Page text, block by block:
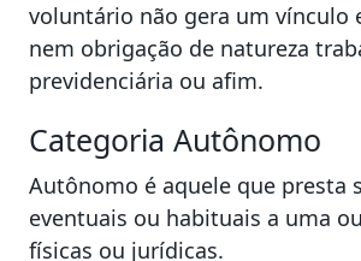
voluntário não gera um vínculo
nem obrigação de natureza
previdenciária ou afim.
Categoria Autônomo
Autônomo é aquele que presta
eventuais ou habituais a uma
físicas ou jurídicas.